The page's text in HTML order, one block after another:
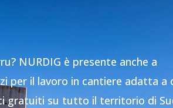
NURDIG è presente anche a
per il lavoro in cantiere adatta a
gratuiti su tutto il territorio di